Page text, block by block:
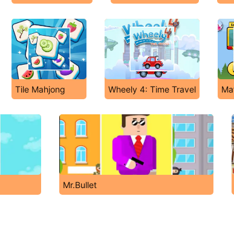
Tile Mahjong Wheely 4: Time Travel
Mr.Bullet